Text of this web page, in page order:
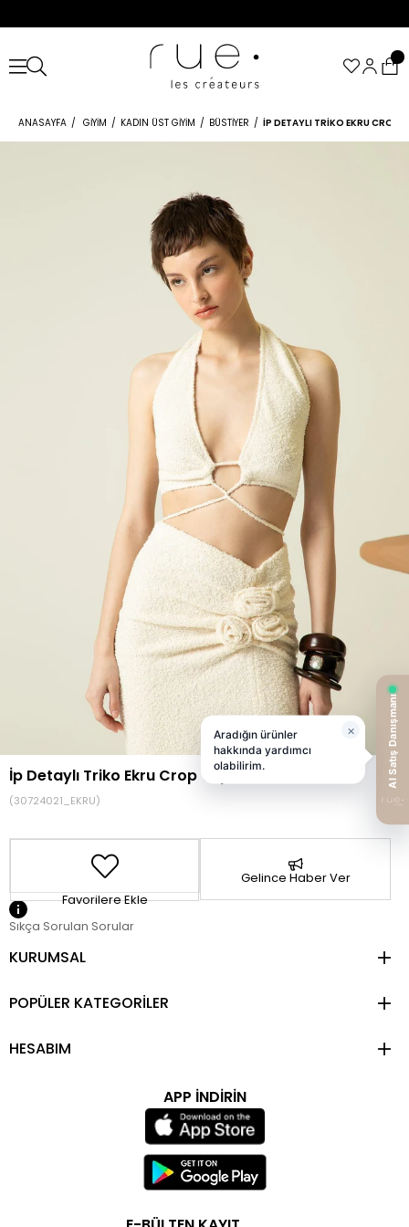
ANASAYFA GIYIM KADIN ÜST GIYIM BÜSTIYER İP DETAYLI TRIKO EKRU CROP
İp Detaylı Triko Ekru Crop Top
(30724021_EKRU)
Favorilere Ekle
Gelince Haber Ver
Sıkça Sorulan Sorular
KURUMSAL
POPÜLER KATEGORİLER
HESABIM
APP İNDİRİN